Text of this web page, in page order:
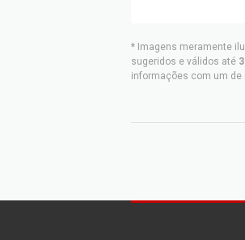
* Imagens meramente
sugeridos e válidos até
informações com um de